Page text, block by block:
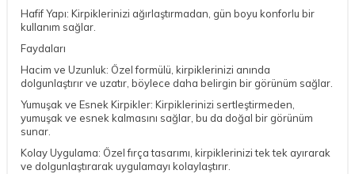
Hafif Yapı: Kirpiklerinizi ağırlaştırmadan, gün boyu konforlu bir
kullanım sağlar.
Faydaları
Hacim ve Uzunluk: Özel formülü, kirpiklerinizi anında
dolgunlaştırır ve uzatır, böylece daha belirgin bir görünüm sağlar.
Yumuşak ve Esnek Kirpikler: Kirpiklerinizi sertleştirmeden,
yumuşak ve esnek kalmasını sağlar, bu da doğal bir görünüm
sunar.
Kolay Uygulama: Özel fırça tasarımı, kirpiklerinizi tek tek ayırarak
ve dolgunlaştırarak uygulamayı kolaylaştırır.